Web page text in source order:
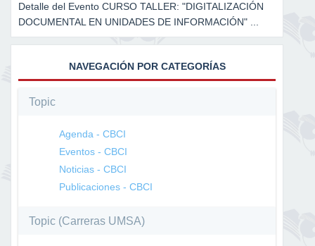
Detalle del Evento CURSO TALLER: "DIGITALIZACIÓN
DOCUMENTAL EN UNIDADES DE INFORMACIÓN" ...
NAVEGACIÓN POR CATEGORÍAS
Topic
Agenda - CBCI
Eventos - CBCI
Noticias - CBCI
Publicaciones - CBCI
Topic (Carreras UMSA)